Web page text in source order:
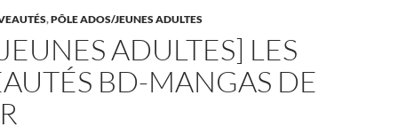
t
r
er
,PÔLE ADOS/JEUNES ADULTES
ADULTES] LES
BD-MANGAS DE